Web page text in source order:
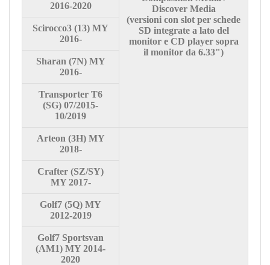
Discover Media
(versioni con slot per schede
SD integrate a lato del
monitor e CD player sopra
il monitor da 6.33")
2016-2020
Scirocco3 (13) MY
2016-
Sharan (7N) MY
2016-
Transporter T6
(SG) 07/2015-
10/2019
Arteon (3H) MY
2018-
Crafter (SZ/SY)
MY 2017-
Golf7 (5Q) MY
2012-2019
Golf7 Sportsvan
(AM1) MY 2014-
2020